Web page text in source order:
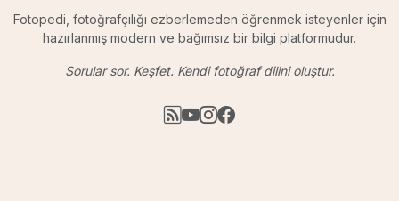
Fotopedi, fotoğrafçılığı ezberlemeden öğrenmek isteyenler için
hazırlanmış modern ve bağımsız bir bilgi platformudur.
Sorular sor. Keşfet. Kendi fotoğraf dilini oluştur.